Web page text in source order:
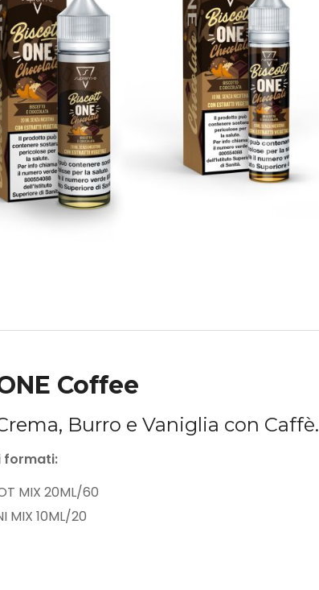
Coffee
Burro e Vaniglia con Caffè.
formati:
MIX 20ML/60
MIX 10ML/20